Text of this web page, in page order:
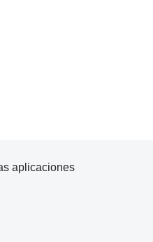
aplicaciones